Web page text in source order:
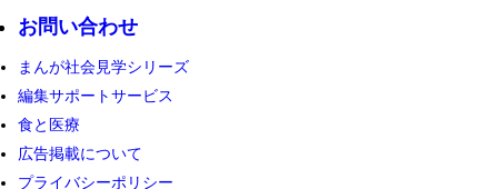
お問い合わせ
まんが社会見学シリーズ
編集サポートサービス
食と医療
広告掲載について
プライバシーポリシー